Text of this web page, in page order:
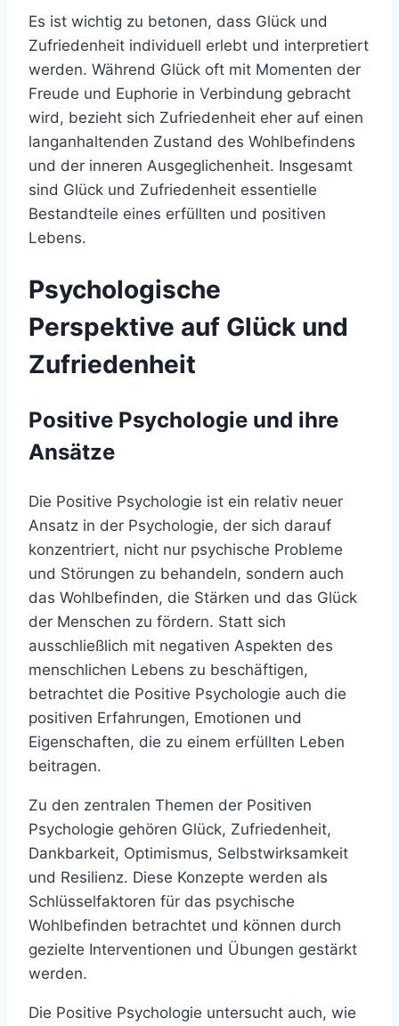
Es ist wichtig zu betonen, dass Glück und
Zufriedenheit individuell erlebt und interpretiert
werden. Während Glück oft mit Momenten der
Freude und Euphorie in Verbindung gebracht
wird, bezieht sich Zufriedenheit eher auf einen
langanhaltenden Zustand des Wohlbefindens
und der inneren Ausgeglichenheit. Insgesamt
sind Glück und Zufriedenheit essentielle
Bestandteile eines erfüllten und positiven
Lebens.
Psychologische
Perspektive auf Glück und
Zufriedenheit
Positive Psychologie und ihre
Ansätze
Die Positive Psychologie ist ein relativ neuer
Ansatz in der Psychologie, der sich darauf
konzentriert, nicht nur psychische Probleme
und Störungen zu behandeln, sondern auch
das Wohlbefinden, die Stärken und das Glück
der Menschen zu fördern. Statt sich
ausschließlich mit negativen Aspekten des
menschlichen Lebens zu beschäftigen,
betrachtet die Positive Psychologie auch die
positiven Erfahrungen, Emotionen und
Eigenschaften, die zu einem erfüllten Leben
beitragen.
Zu den zentralen Themen der Positiven
Psychologie gehören Glück, Zufriedenheit,
Dankbarkeit, Optimismus, Selbstwirksamkeit
und Resilienz. Diese Konzepte werden als
Schlüsselfaktoren für das psychische
Wohlbefinden betrachtet und können durch
gezielte Interventionen und Übungen gestärkt
werden.
Die Positive Psychologie untersucht auch, wie